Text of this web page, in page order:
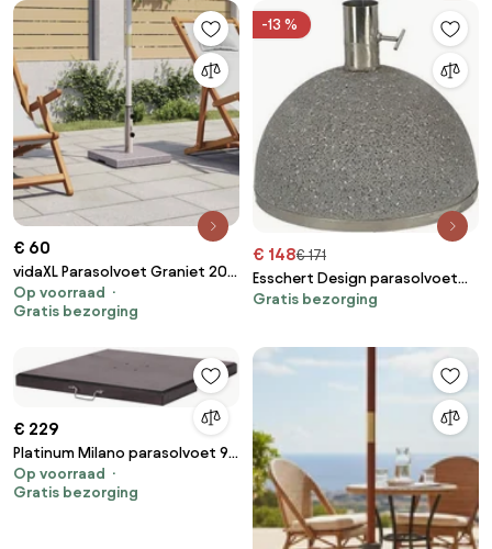
€ 60
vidaXL Parasolvoet Graniet 20
kg vierkant
Op voorraad
Gratis bezorging
-13 %
€ 148€ 171
Esschert Design parasolvoet
granito donkergrijs M - LxBxH:
Gratis bezorging
€ 229
Platinum Milano parasolvoet 90
kg. - Zwart
Op voorraad
Gratis bezorging